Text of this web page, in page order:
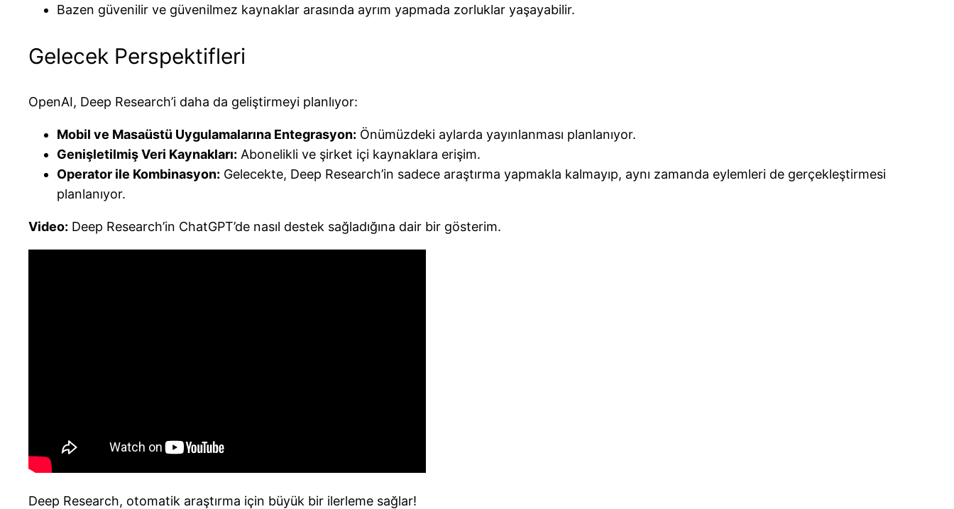
Bazen güvenilir ve güvenilmez kaynaklar arasında ayrım yapmada zorluklar yaşayabilir.
Gelecek Perspektifleri
OpenAI, Deep Research’i daha da geliştirmeyi planlıyor:
Mobil ve Masaüstü Uygulamalarına Entegrasyon: Önümüzdeki aylarda yayınlanması planlanıyor.
Genişletilmiş Veri Kaynakları: Abonelikli ve şirket içi kaynaklara erişim.
Operator ile Kombinasyon: Gelecekte, Deep Research’in sadece araştırma yapmakla kalmayıp, aynı zamanda eylemleri de gerçekleştirmesi
planlanıyor.
Video: Deep Research’in ChatGPT’de nasıl destek sağladığına dair bir gösterim.
Deep Research, otomatik araştırma için büyük bir ilerleme sağlar!